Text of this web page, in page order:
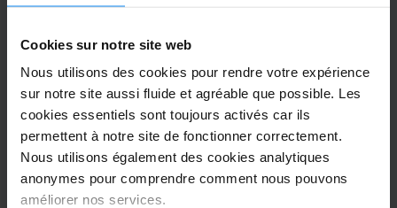
Cookies sur notre site web
Nous utilisons des cookies pour rendre votre expérience
sur notre site aussi fluide et agréable que possible. Les
cookies essentiels sont toujours activés car ils
permettent à notre site de fonctionner correctement.
Nous utilisons également des cookies analytiques
anonymes pour comprendre comment nous pouvons
améliorer nos services.
Très pratique, infos claires
Très pratique, infos claires
Navette extérieure 23 juillet 2026